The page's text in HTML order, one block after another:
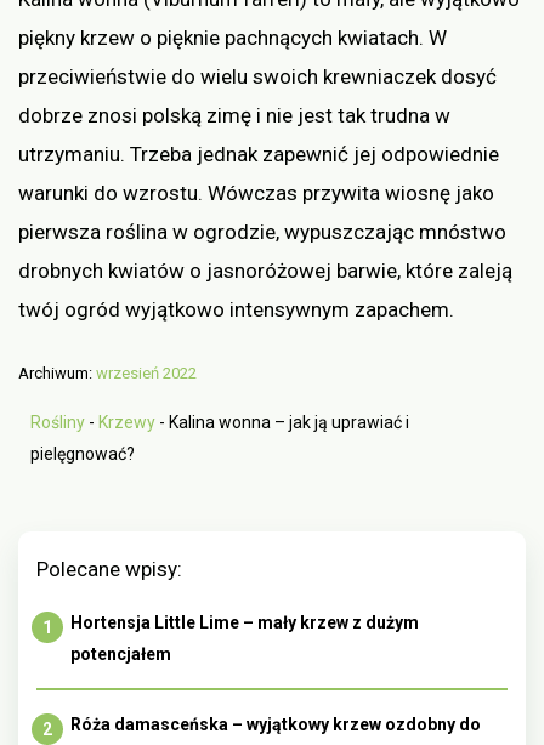
piękny krzew o pięknie pachnących kwiatach. W
przeciwieństwie do wielu swoich krewniaczek dosyć
dobrze znosi polską zimę i nie jest tak trudna w
utrzymaniu. Trzeba jednak zapewnić jej odpowiednie
warunki do wzrostu. Wówczas przywita wiosnę jako
pierwsza roślina w ogrodzie, wypuszczając mnóstwo
drobnych kwiatów o jasnoróżowej barwie, które zaleją
twój ogród wyjątkowo intensywnym zapachem.
Archiwum: wrzesień 2022
Rośliny - Krzewy - Kalina wonna – jak ją uprawiać i
pielęgnować?
Polecane wpisy:
Hortensja Little Lime – mały krzew z dużym
potencjałem
Róża damasceńska – wyjątkowy krzew ozdobny do